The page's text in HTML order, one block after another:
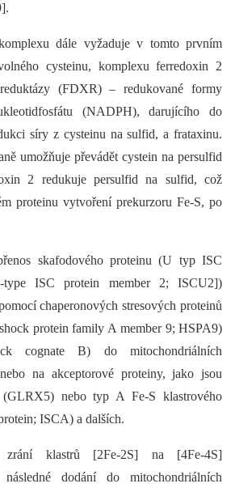
dále vyžaduje v tomto prvním
cysteinu, komplexu ferredoxin 2
(FDXR) –⁠ redukované formy
(NADPH), darujícího do
síry z cysteinu na sulfid, a frataxinu.
umožňuje převádět cystein na persulfid
2 redukuje persulfid na sulfid, což
proteinu vytvoření prekurzoru Fe-S, po
skafodového proteinu (U typ ISC
ISC protein member 2; ISCU2])
chaperonových stresových proteinů
protein family A member 9; HSPA9)
cognate B) do mitochondriálních
na akceptorové proteiny, jako jsou
nebo typ A Fe-S klastrového
ISCA) a dalších.
klastrů [2Fe-2S] na [4Fe-4S]
dodání do mitochondriálních